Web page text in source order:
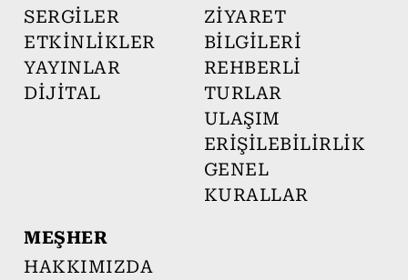
SERGİLER
ETKİNLİKLER
YAYINLAR
DİJİTAL
ZİYARET
BİLGİLERİ
REHBERLİ
TURLAR
ULAŞIM
ERİŞİLEBİLİRLİK
GENEL
KURALLAR
MEŞHER
HAKKIMIZDA